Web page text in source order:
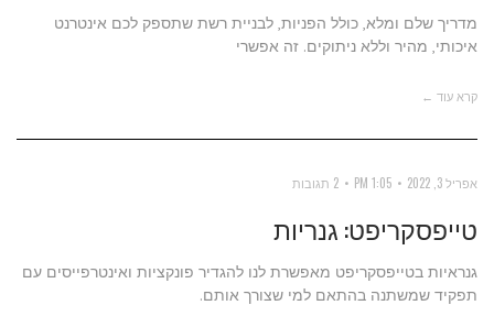
מדריך שלם ומלא, כולל הפניות, לבניית רשת שתספק לכם אינטרנט
איכותי, מהיר וללא ניתוקים. זה אפשרי
קרא עוד ←
אפריל 3, 2022 1:05 PM 2 תגובות
טייפסקריפט: גנריות
גנראיות בטייפסקריפט מאפשרת לנו להגדיר פונקציות ואינטרפייסים עם
תפקיד שמשתנה בהתאם למי שצורך אותם.